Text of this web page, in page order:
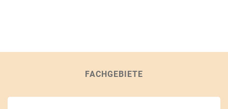
FACHGEBIETE